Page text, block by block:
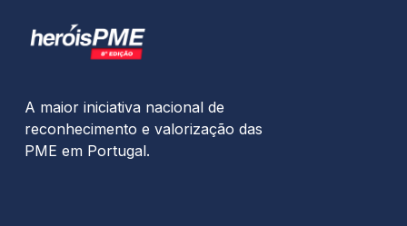
A maior iniciativa nacional de
reconhecimento e valorização das
PME em Portugal.